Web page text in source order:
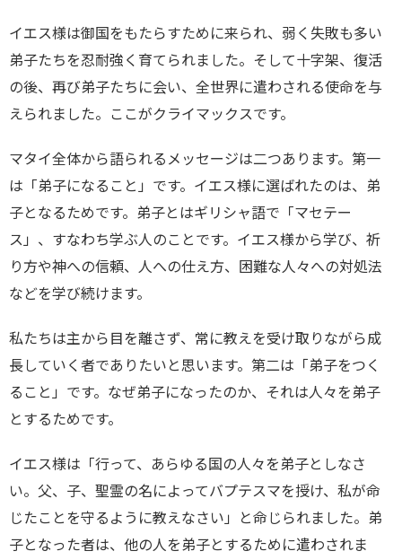
イエス様は御国をもたらすために来られ、弱く失敗も多い
弟子たちを忍耐強く育てられました。そして十字架、復活
の後、再び弟子たちに会い、全世界に遣わされる使命を与
えられました。ここがクライマックスです。
マタイ全体から語られるメッセージは二つあります。第一
は「弟子になること」です。イエス様に選ばれたのは、弟
子となるためです。弟子とはギリシャ語で「マセテー
ス」、すなわち学ぶ人のことです。イエス様から学び、祈
り方や神への信頼、人への仕え方、困難な人々への対処法
などを学び続けます。
私たちは主から目を離さず、常に教えを受け取りながら成
長していく者でありたいと思います。第二は「弟子をつく
ること」です。なぜ弟子になったのか、それは人々を弟子
とするためです。
イエス様は「行って、あらゆる国の人々を弟子としなさ
い。父、子、聖霊の名によってバプテスマを授け、私が命
じたことを守るように教えなさい」と命じられました。弟
子となった者は、他の人を弟子とするために遣わされま